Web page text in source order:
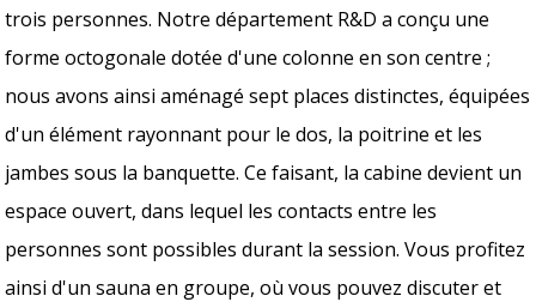
trois personnes. Notre département R&D a conçu une
forme octogonale dotée d'une colonne en son centre ;
nous avons ainsi aménagé sept places distinctes, équipées
d'un élément rayonnant pour le dos, la poitrine et les
jambes sous la banquette. Ce faisant, la cabine devient un
espace ouvert, dans lequel les contacts entre les
personnes sont possibles durant la session. Vous profitez
ainsi d'un sauna en groupe, où vous pouvez discuter et